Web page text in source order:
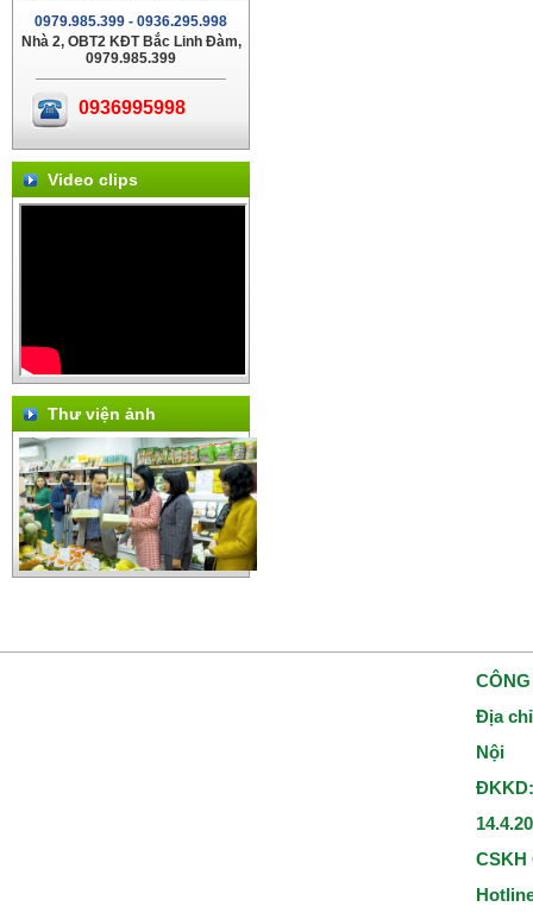
0979.985.399 - 0936.295.998
Nhà 2, OBT2 KĐT Bắc Linh Đàm,
0979.985.399
0936995998
Video clips
Thư viện ảnh
Địa
Nội
CSKH